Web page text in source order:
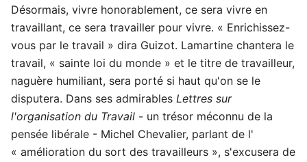
Désormais, vivre honorablement, ce sera vivre en
travaillant, ce sera travailler pour vivre. « Enrichissez-
vous par le travail » dira Guizot. Lamartine chantera le
travail, « sainte loi du monde » et le titre de travailleur,
naguère humiliant, sera porté si haut qu'on se le
disputera. Dans ses admirables Lettres sur
l'organisation du Travail - un trésor méconnu de la
pensée libérale - Michel Chevalier, parlant de l'
« amélioration du sort des travailleurs », s'excusera de